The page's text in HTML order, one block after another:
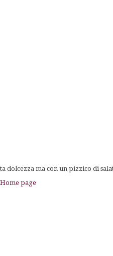
dolcezza ma con un pizzico di
Home page